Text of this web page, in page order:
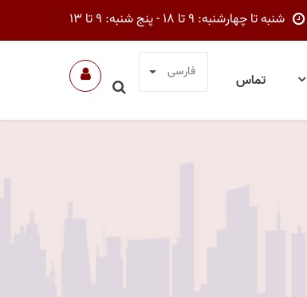
شنبه تا چهارشنبه: 9 تا 18 - پنج شنبه: 9 تا 13
تماس فارسی